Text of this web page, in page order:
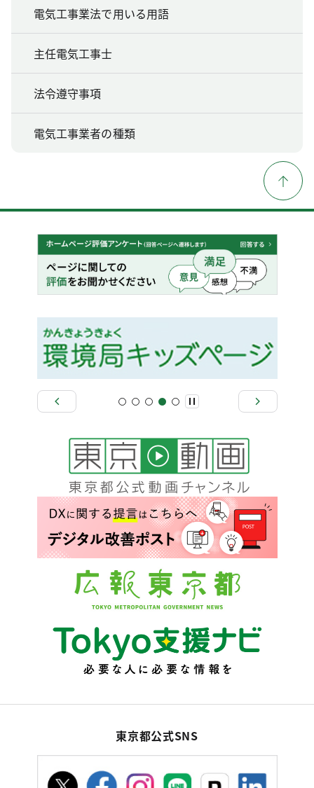
電気工事業法で用いる用語
主任電気工事士
法令遵守事項
電気工事業者の種類
東京都公式SNS